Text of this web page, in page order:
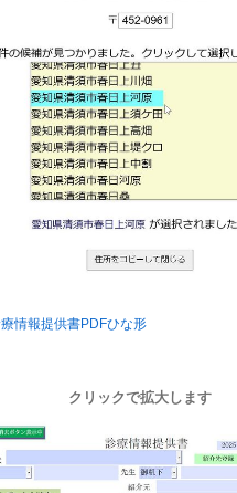
情報提供書PDFひな形
クリックで拡大します